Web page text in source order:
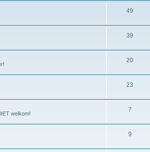
49
39
20
23
welkom!
7
9